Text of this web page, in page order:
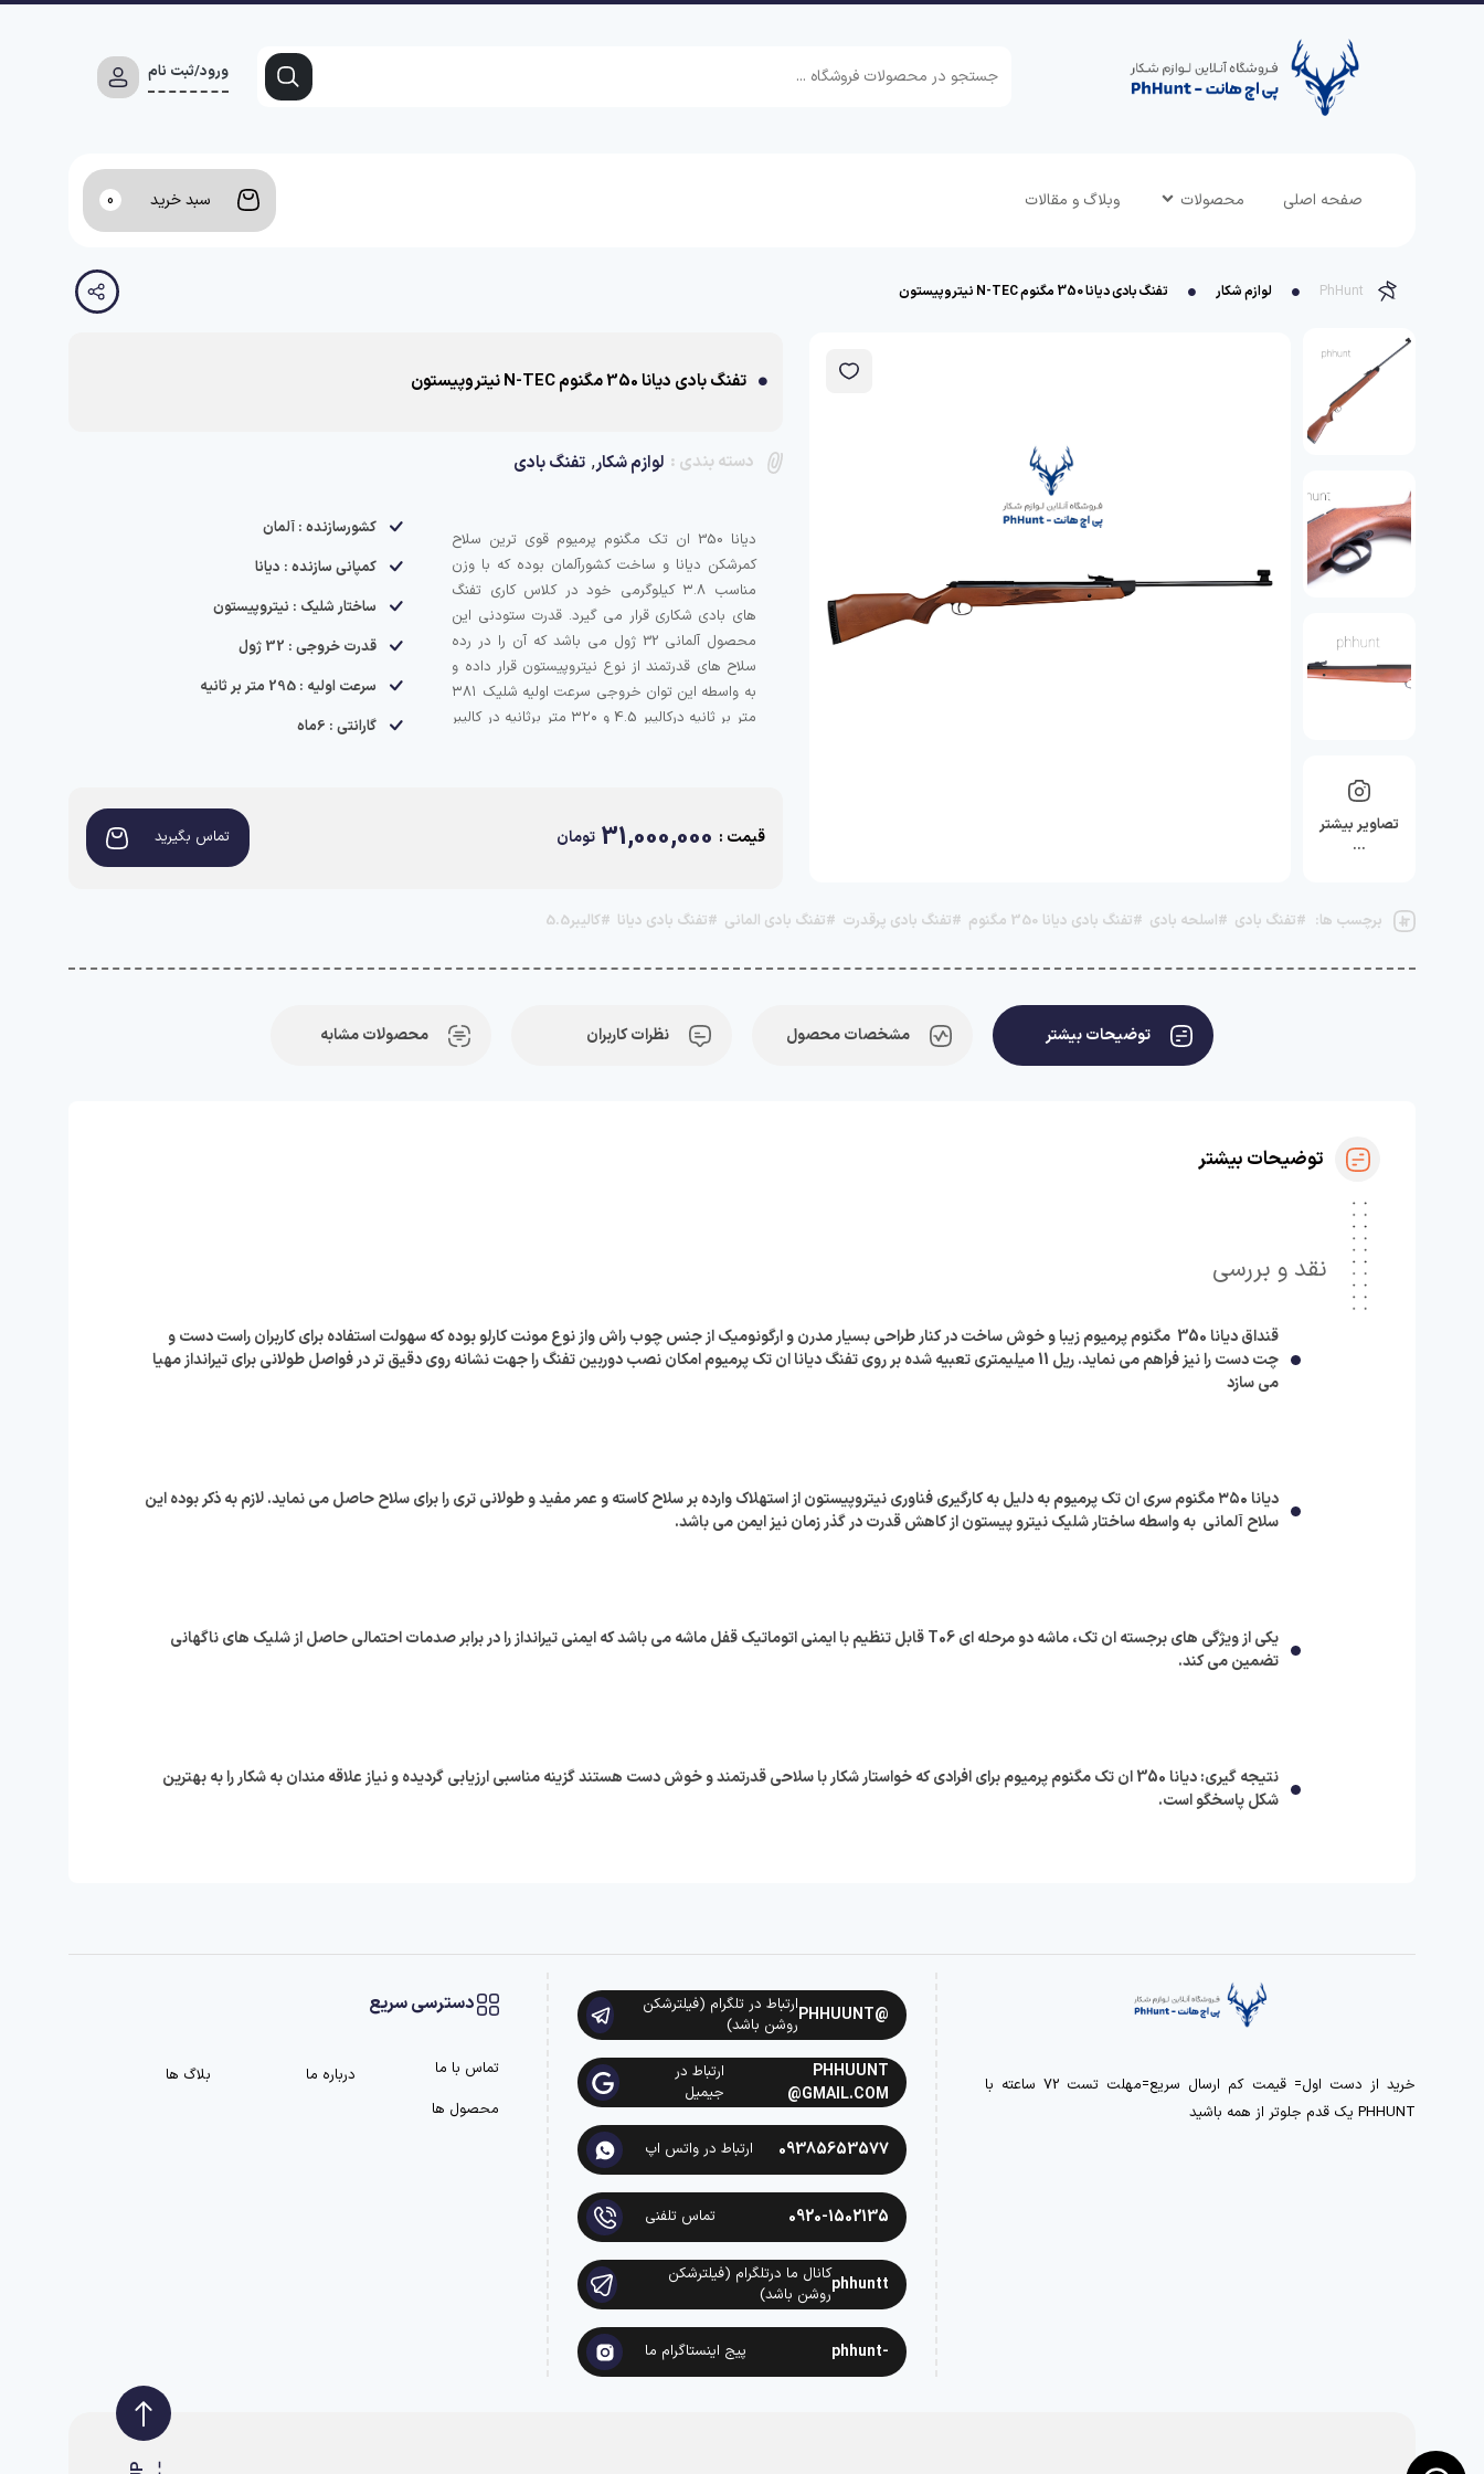
ورود/ثبت نام
صفحه اصلی محصولات وبلاگ و مقالات سبد خرید 0
PhHunt لوازم شکار تفنگ بادی دیانا 350 مگنوم N-TEC نیتروپیستون
تصاویر بیشتر
…
تفنگ بادی دیانا 350 مگنوم N-TEC نیتروپیستون
دسته بندی : لوازم شکار, تفنگ بادی
دیانا 350 ان تک مگنوم پرمیوم قوی ترین سلاح
کمرشکن دیانا و ساخت کشورآلمان بوده که با وزن
مناسب ۳.۸ کیلوگرمی خود در کلاس کاری تفنگ
های بادی شکاری قرار می گیرد. قدرت ستودنی این
محصول آلمانی 32 ژول می باشد که آن را در رده
سلاح های قدرتمند از نوع نیتروپیستون قرار داده و
به واسطه این توان خروجی سرعت اولیه شلیک ۳۸۱
متر بر ثانیه درکالیبر 4.5 و ۳۲۰ متر برثانیه در کالیبر
کشورسازنده : آلمان
کمپانی سازنده : دیانا
ساختار شلیک : نیتروپیستون
قدرت خروجی : 32 ژول
سرعت اولیه : 295 متر بر ثانیه
گارانتی : 6ماه
قیمت : 31,000,000 تومان تماس بگیرید
برچسب ها: #تفنگ بادی #اسلحه بادی #تفنگ بادی دیانا 350 مگنوم #تفنگ بادی پرقدرت #تفنگ بادی المانی #تفنگ بادی دیانا #کالیبر5.5
توضیحات بیشتر مشخصات محصول نظرات کاربران محصولات مشابه
توضیحات بیشتر
نقد و بررسی
قنداق دیانا 350 مگنوم پرمیوم زیبا و خوش ساخت در کنار طراحی بسیار مدرن و ارگونومیک از جنس چوب راش واز نوع مونت کارلو بوده که سهولت استفاده برای کاربران راست دست و
چت دست را نیز فراهم می نماید. ریل 11 میلیمتری تعبیه شده بر روی تفنگ دیانا ان تک پرمیوم امکان نصب دوربین تفنگ را جهت نشانه روی دقیق تر در فواصل طولانی برای تیرانداز مهیا
می سازد
دیانا ۳۵۰ مگنوم سری ان تک پرمیوم به دلیل به کارگیری فناوری نیتروپیستون از استهلاک وارده بر سلاح کاسته و عمر مفید و طولانی تری را برای سلاح حاصل می نماید. لازم به ذکر بوده این
سلاح آلمانی به واسطه ساختار شلیک نیترو پیستون از کاهش قدرت در گذر زمان نیز ایمن می باشد.
یکی از ویژگی های برجسته ان تک، ماشه دو مرحله ای T06 قابل تنظیم با ایمنی اتوماتیک قفل ماشه می باشد که ایمنی تیرانداز را در برابر صدمات احتمالی حاصل از شلیک های ناگهانی
تضمین می کند.
نتیجه گیری: دیانا 350 ان تک مگنوم پرمیوم برای افرادی که خواستار شکار با سلاحی قدرتمند و خوش دست هستند گزینه مناسبی ارزیابی گردیده و نیاز علاقه مندان به شکار را به بهترین
شکل پاسخگو است.
خرید از دست اول= قیمت کم ارسال سریع=مهلت تست 72 ساعته با
PHHUNT یک قدم جلوتر از همه باشید
@PHHUUNT
ارتباط در تلگرام (فیلترشکن
روشن باشد)
PHHUUNT
@GMAIL.COM
ارتباط در
جیمیل
09385653577 ارتباط در واتس اپ
0920-1502135 تماس تلفنی
phhunttکانال ما درتلگرام (فیلترشکن
روشن باشد)
-phhunt پیج اینستاگرام ما
دسترسی سریع
تماس با ما درباره ما
بلاگ ها
محصول ها